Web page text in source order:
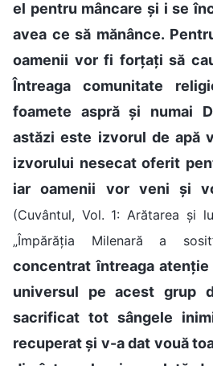
el pentru mâncare și i se
avea ce să mănânce.
oamenii vor fi forțați să
Întreaga comunitate
foamete aspră și numai
astăzi este izvorul de apă
izvorului nesecat oferit
iar oamenii vor veni și
(Cuvântul, Vol. 1: Arătarea și
„Împărăția Milenară a
concentrat întreaga
universul pe acest grup
sacrificat tot sângele
recuperat și v-a dat vouă